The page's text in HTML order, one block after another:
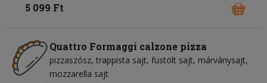
5 099 Ft
Quattro Formaggi calzone pizza
pizzaszósz trappista sajt füstölt sajt márványsajt
mozzarella sajt